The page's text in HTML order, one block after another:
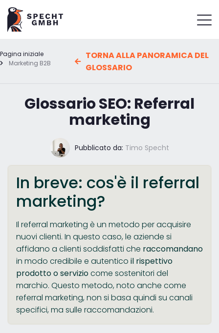
Pagina iniziale
Marketing B2B
TORNA ALLA PANORAMICA DEL
GLOSSARIO
Glossario SEO: Referral
marketing
Pubblicato da: Timo Specht
In breve: cos'è il referral
marketing?
Il referral marketing è un metodo per acquisire
nuovi clienti. In questo caso, le aziende si
affidano a clienti soddisfatti che raccomandano
in modo credibile e autentico il rispettivo
prodotto o serviziocome sostenitori del
marchio. Questo metodo, noto anche come
referral marketing, non si basa quindi su canali
specifici, ma sulle raccomandazioni.